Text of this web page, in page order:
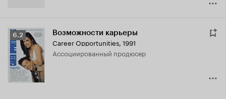
Рейтинг
Кинопоиска
6.2
6.2 Возможности карьеры
Career Opportunities, 1991
ассоциированный продюсер